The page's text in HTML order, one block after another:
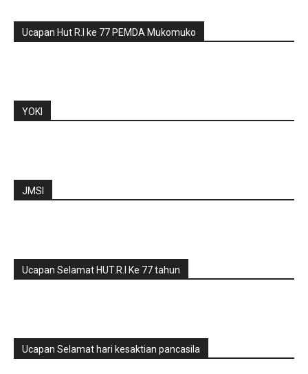
Ucapan Hut R.I ke 77 PEMDA Mukomuko
YOKI
JMSI
Ucapan Selamat HUT.R.I Ke 77 tahun
Ucapan Selamat hari kesaktian pancasila